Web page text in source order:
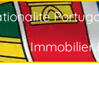
Immobilier